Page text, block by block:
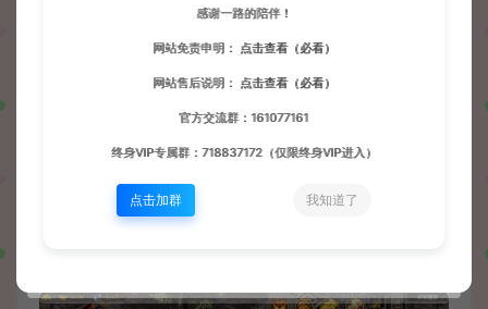
感谢一路的陪伴！
网站免责申明： 点击查看（必看）
网站售后说明： 点击查看（必看）
官方交流群：161077161
终身VIP专属群：718837172（仅限终身VIP进入）
点击加群 我知道了